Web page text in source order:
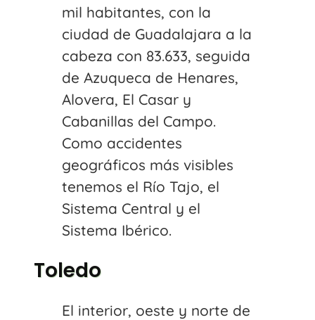
mil habitantes, con la
ciudad de Guadalajara a la
cabeza con 83.633, seguida
de Azuqueca de Henares,
Alovera, El Casar y
Cabanillas del Campo.
Como accidentes
geográficos más visibles
tenemos el Río Tajo, el
Sistema Central y el
Sistema Ibérico.
Toledo
El interior, oeste y norte de